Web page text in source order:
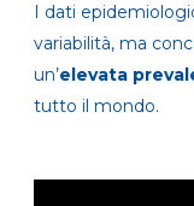
I dati
variabilità, ma
un’elevata
tutto il mondo.